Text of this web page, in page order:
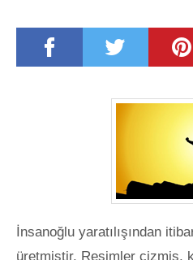
İnsanoğlu yaratılışından
üretmiştir. Resimler çizmiş,